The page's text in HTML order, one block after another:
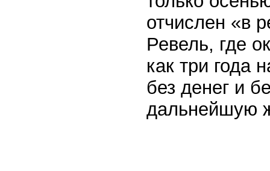
отчислен «в
Ревель, где
как три года
без денег и
дальнейшую